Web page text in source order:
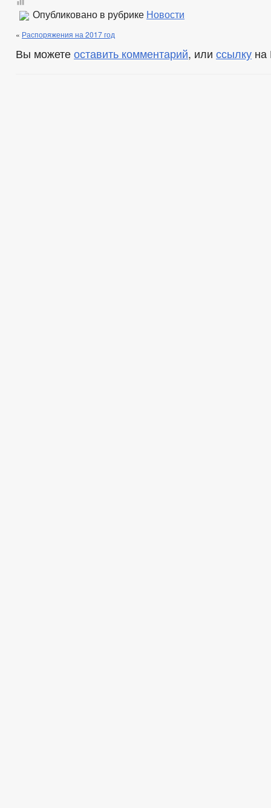
Опубликовано в рубрике Новости
« Распоряжения на 2017 год
Вы можете оставить комментарий, или ссылку на